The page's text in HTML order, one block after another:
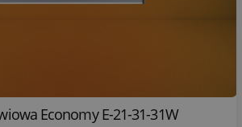
Economy E-21-31-31W